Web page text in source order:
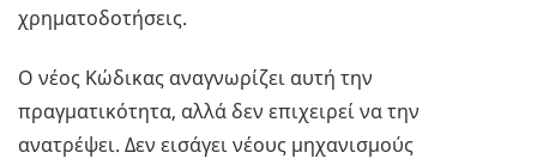
χρηματοδοτήσεις.
Ο νέος Κώδικας αναγνωρίζει αυτή την
πραγματικότητα, αλλά δεν επιχειρεί να την
ανατρέψει. Δεν εισάγει νέους μηχανισμούς